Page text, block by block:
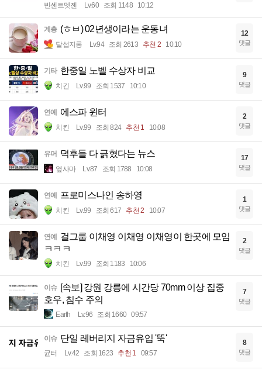
빈센트멧젠 Lv.60 조회 1148 10:12
계층 (ㅎㅂ) 02년생이라는 운동녀
달섭지롱 Lv.94 조회 2613 추천 2 10:10
12
댓글
기타 한중일 노벨 수상자 비교
치킨 Lv.99 조회 1537 10:10
9
댓글
연예 에스파 윈터
치킨 Lv.99 조회 824 추천 1 10:08
2
댓글
유머 덕후들 다 긁혔다는 뉴스
옆사마 Lv.87 조회 1788 10:08
17
댓글
연예 프로미스나인 송하영
치킨 Lv.99 조회 617 추천 2 10:07
1
댓글
연예 걸그룹 이채영 이채영 이채영이 한곳에 모임
ㅋㅋㅋ
치킨 Lv.99 조회 1183 10:06
2
댓글
이슈 [속보] 강원 강릉에 시간당 70mm 이상 집중
호우, 침수 주의
Earth Lv.96 조회 1660 09:57
7
댓글
이슈 단일 레버리지 자금유입 '뚝'
균터 Lv.42 조회 1623 추천 1 09:57
8
댓글